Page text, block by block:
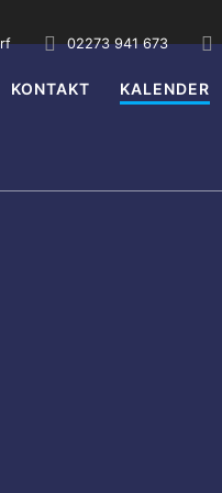
02273 941 673
KONTAKT KALENDER